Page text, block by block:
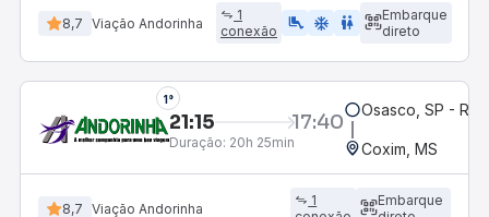
8,7 Viação Andorinha
1
conexão
airline_seat_legroom_extra ac_unit wc
Embarque
direto
1°
21:15 17:40
Duração: 20h 25min
Osasco, SP -
Coxim, MS
8,7 Viação Andorinha
1
Embarque